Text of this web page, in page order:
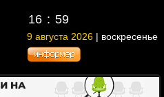
16 59
9 августа 2026 | воскресенье